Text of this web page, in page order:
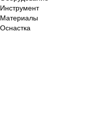
Инструмент
Материалы
Оснастка